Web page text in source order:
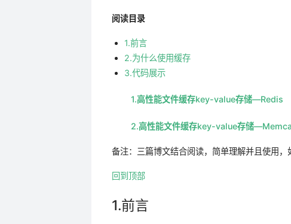
阅读目录
1.前言
2.为什么使用缓存
3.代码展示
1.高性能文件缓存key-value存储—Redis
2.高性能文件缓存key-value存储
备注：三篇博文结合阅读，简单理解并且使用，
回到顶部
1.前言